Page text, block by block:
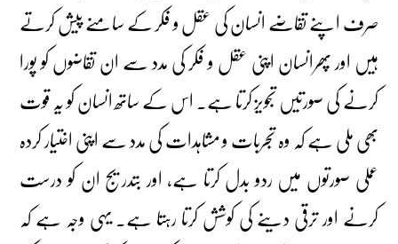
صرف اپنے تقاضے انسان کی عقل و فکر کے سامنے پیش کرتے
ہیں اور پھرانسان اپنی عقل و فکر کی مدد سے ان تقاضوں کو پورا
کرنے کی صورتیں تجویز کرتا ہے۔ اس کے ساتھ انسان کو یہ قوت
بھی ملی ہے کہ وہ تجربات و مشاہدات کی مدد سے اپنی اختیار کردہ
عملی صورتوں میں ردو بدل کرتا ہے، اور بتدریج ان کو درست
کرنے اور ترقی دینے کی کوشش کرتا رہتا ہے۔ یہی وجہ ہے کہ